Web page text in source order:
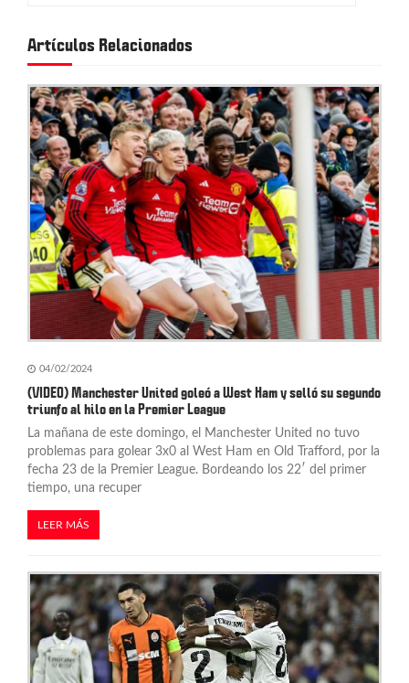
c
ó
n
d
e
e
n
t
r
a
d
a
s
Artículos Relacionados
04/02/2024
(VIDEO) Manchester United goleó a West Ham y selló su segundo
triunfo al hilo en la Premier League
La mañana de este domingo, el Manchester United no tuvo
problemas para golear 3x0 al West Ham en Old Trafford, por la
fecha 23 de la Premier League. Bordeando los 22′ del primer
tiempo, una recuper
LEER MÁS